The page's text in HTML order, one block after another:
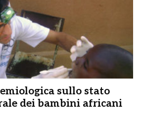
sullo stato
dei bambini africani